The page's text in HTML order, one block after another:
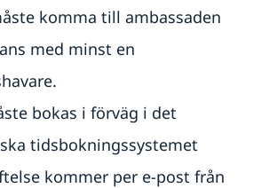
och reseinformation
och föreningar
i Tjeckien
i Tjeckien
företag
i utlandet
komma till ambassaden
med minst en
bokas i förväg i det
tidsbokningssystemet
kommer per e-post från